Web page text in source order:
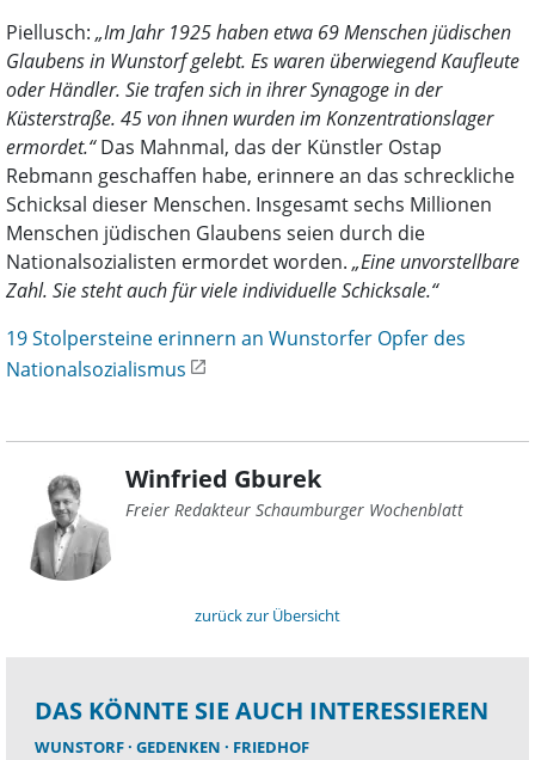
Piellusch: „Im Jahr 1925 haben etwa 69 Menschen jüdischen
Glaubens in Wunstorf gelebt. Es waren überwiegend Kaufleute
oder Händler. Sie trafen sich in ihrer Synagoge in der
Küsterstraße. 45 von ihnen wurden im Konzentrationslager
ermordet.“Das Mahnmal, das der Künstler Ostap
Rebmann geschaffen habe, erinnere an das schreckliche
Schicksal dieser Menschen. Insgesamt sechs Millionen
Menschen jüdischen Glaubens seien durch die
Nationalsozialisten ermordet worden. „Eine unvorstellbare
Zahl. Sie steht auch für viele individuelle Schicksale.“
19 Stolpersteine erinnern an Wunstorfer Opfer des
Nationalsozialismus
Winfried Gburek
Freier Redakteur Schaumburger Wochenblatt
zurück zur Übersicht
DAS KÖNNTE SIE AUCH INTERESSIEREN
WUNSTORF GEDENKEN FRIEDHOF